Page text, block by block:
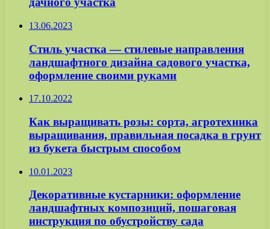
13.06.2023
Стиль участка — стилевые направления
ландшафтного дизайна садового участка,
оформление своими руками
17.10.2022
Как выращивать розы: сорта, агротехника
выращивания, правильная посадка в грунт
из букета быстрым способом
10.01.2023
Декоративные кустарники: оформление
ландшафтных композиций, пошаговая
инструкция по обустройству сада